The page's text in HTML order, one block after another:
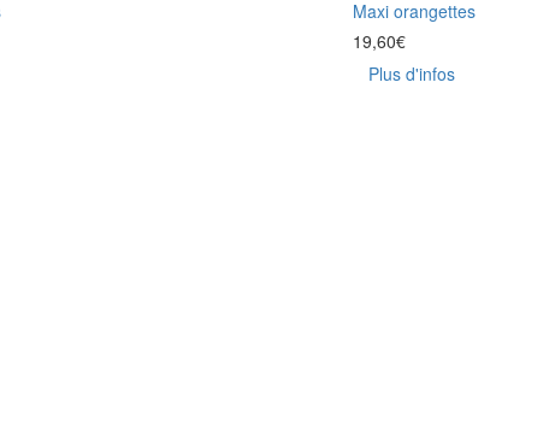
Maxi orangettes
19,60€
Plus d'infos